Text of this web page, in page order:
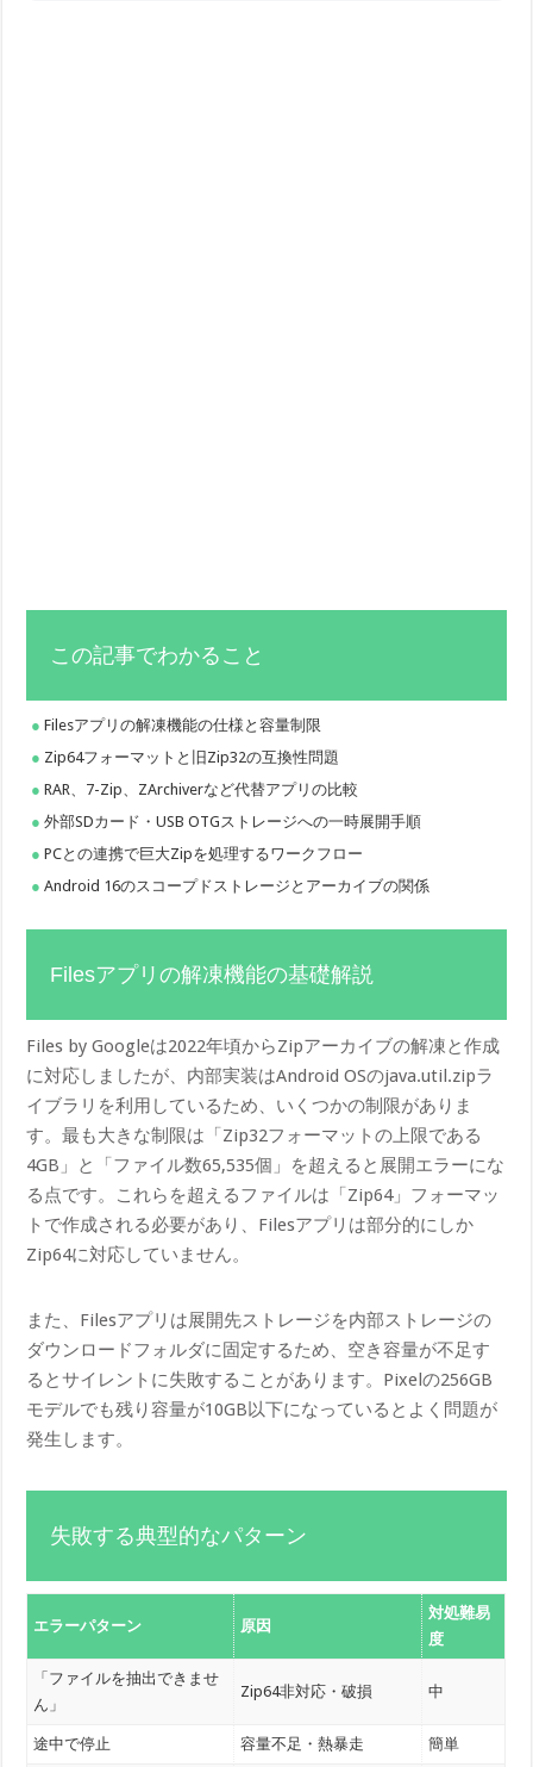
この記事でわかること
Filesアプリの解凍機能の仕様と容量制限
Zip64フォーマットと旧Zip32の互換性問題
RAR、7-Zip、ZArchiverなど代替アプリの比較
外部SDカード・USB OTGストレージへの一時展開手順
PCとの連携で巨大Zipを処理するワークフロー
Android 16のスコープドストレージとアーカイブの関係
Filesアプリの解凍機能の基礎解説
Files by Googleは2022年頃からZipアーカイブの解凍と作成
に対応しましたが、内部実装はAndroid OSのjava.util.zipラ
イブラリを利用しているため、いくつかの制限がありま
す。最も大きな制限は「Zip32フォーマットの上限である
4GB」と「ファイル数65,535個」を超えると展開エラーにな
る点です。これらを超えるファイルは「Zip64」フォーマッ
トで作成される必要があり、Filesアプリは部分的にしか
Zip64に対応していません。
また、Filesアプリは展開先ストレージを内部ストレージの
ダウンロードフォルダに固定するため、空き容量が不足す
るとサイレントに失敗することがあります。Pixelの256GB
モデルでも残り容量が10GB以下になっているとよく問題が
発生します。
失敗する典型的なパターン
エラーパターン 原因
対処難易
度
「ファイルを抽出できませ
ん」
Zip64非対応・破損 中
途中で停止 容量不足・熱暴走 簡単